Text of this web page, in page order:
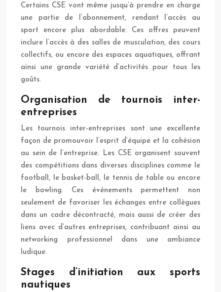
Certains CSE vont même jusqu’à prendre en charge
une partie de l’abonnement, rendant l’accès au
sport encore plus abordable. Ces offres peuvent
inclure l’accès à des salles de musculation, des cours
collectifs, ou encore des espaces aquatiques, offrant
ainsi une grande variété d’activités pour tous les
goûts.
Organisation de tournois inter-
entreprises
Les tournois inter-entreprises sont une excellente
façon de promouvoir l’esprit d’équipe et la cohésion
au sein de l’entreprise. Les CSE organisent souvent
des compétitions dans diverses disciplines comme le
football, le basket-ball, le tennis de table ou encore
le bowling. Ces événements permettent non
seulement de favoriser les échanges entre collègues
dans un cadre décontracté, mais aussi de créer des
liens avec d’autres entreprises, contribuant ainsi au
networking professionnel dans une ambiance
ludique.
Stages d’initiation aux sports
nautiques